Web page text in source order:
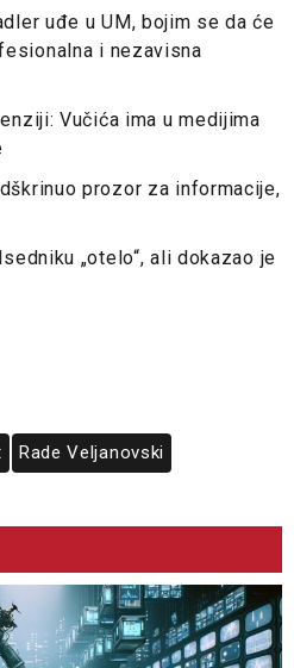
uđe u UM, bojim se da će
i nezavisna
Vučića ima u medijima
prozor za informacije,
„otelo“, ali dokazao je
Rade Veljanovski